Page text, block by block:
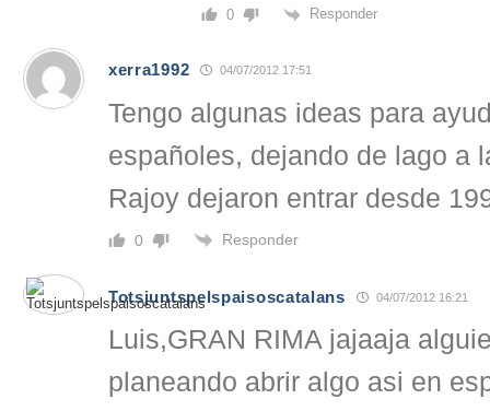
0 Responder
xerra1992 04/07/2012 17:51
Tengo algunas ideas para
españoles, dejando de lago a
Rajoy dejaron entrar desde
0 Responder
Totsjuntspelspaisoscatalans 04/07/2012 16:21
Luis,GRAN RIMA jajaaja
planeando abrir algo asi en